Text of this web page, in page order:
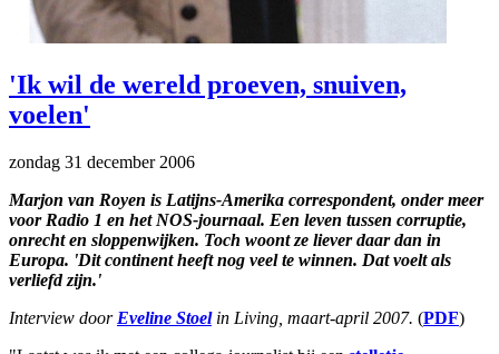
'Ik wil de wereld proeven, snuiven,
voelen'
zondag 31 december 2006
Marjon van Royen is Latijns-Amerika correspondent, onder meer
voor Radio 1 en het NOS-journaal. Een leven tussen corruptie,
onrecht en sloppenwijken. Toch woont ze liever daar dan in
Europa. 'Dit continent heeft nog veel te winnen. Dat voelt als
verliefd zijn.'
Interview door Eveline Stoelin Living, maart-april 2007. (PDF)